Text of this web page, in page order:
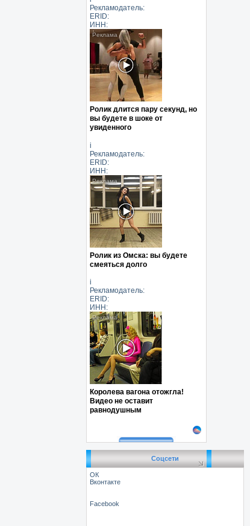
Рекламодатель:
ERID:
ИНН:
Ролик длится пару секунд, но
вы будете в шоке от
увиденного
i
Рекламодатель:
ERID:
ИНН:
Ролик из Омска: вы будете
смеяться долго
i
Рекламодатель:
ERID:
ИНН:
Королева вагона отожгла!
Видео не оставит
равнодушным
Соцсети
ОК
Вконтакте
Facebook